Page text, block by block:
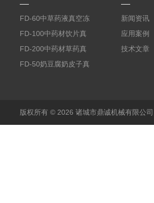
FD-60中草药液真空冻
干机
FD-100中药材饮片真
空冻干机
FD-200中药材草药真
空冻干机
FD-50奶豆腐奶皮子真
新闻资讯
应用案例
技术文章
版权所有 © 2026 诸城市鼎诚机械有限公司